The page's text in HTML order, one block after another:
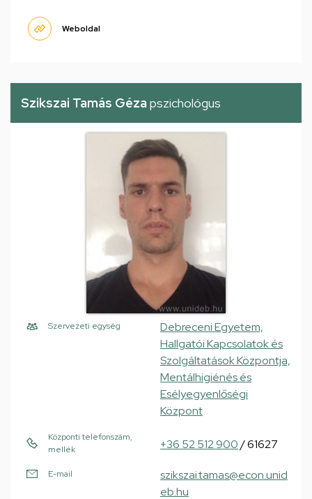
Weboldal
Szikszai Tamás Géza pszichológus
Szervezeti egység
Debreceni Egyetem,
Hallgatói Kapcsolatok és
Szolgáltatások Központja,
Mentálhigiénés és
Esélyegyenlőségi
Központ
Központi telefonszám,
mellék
+36 52 512 900/ 61627
E-mail
szikszai.tamas@econ.unid
eb.hu